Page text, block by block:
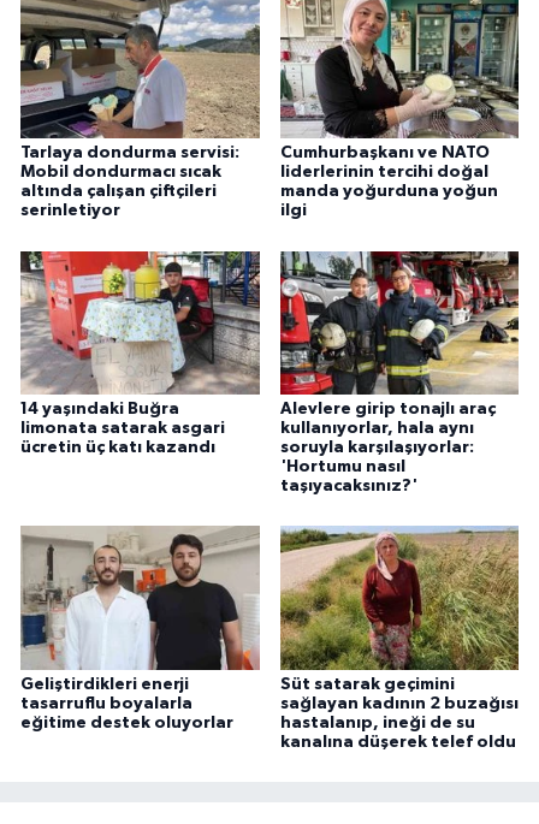
Tarlaya dondurma servisi:
Mobil dondurmacı sıcak
altında çalışan çiftçileri
serinletiyor
Cumhurbaşkanı ve NATO
liderlerinin tercihi doğal
manda yoğurduna yoğun
ilgi
14 yaşındaki Buğra
limonata satarak asgari
ücretin üç katı kazandı
Alevlere girip tonajlı araç
kullanıyorlar, hala aynı
soruyla karşılaşıyorlar:
'Hortumu nasıl
taşıyacaksınız?'
Geliştirdikleri enerji
tasarruflu boyalarla
eğitime destek oluyorlar
Süt satarak geçimini
sağlayan kadının 2 buzağısı
hastalanıp, ineği de su
kanalına düşerek telef oldu